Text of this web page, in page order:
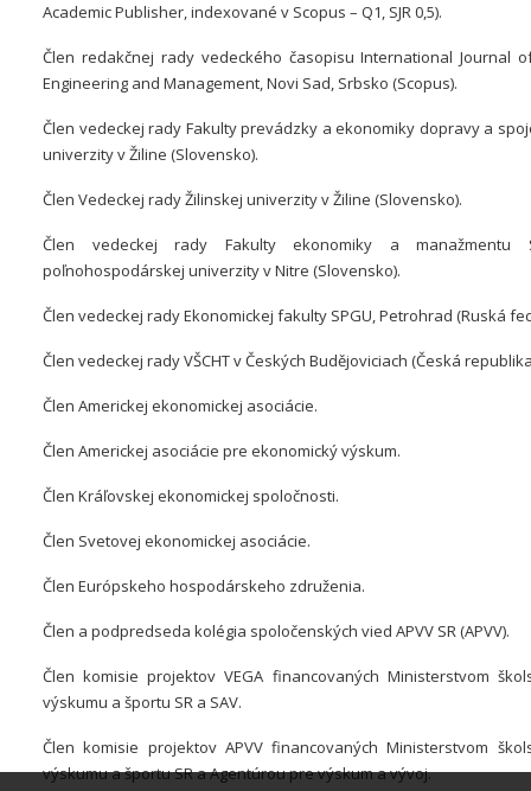
Academic Publisher, indexované v Scopus – Q1, SJR 0,5).
Člen redakčnej rady vedeckého časopisu International Journal
Engineering and Management, Novi Sad, Srbsko (Scopus).
Člen vedeckej rady Fakulty prevádzky a ekonomiky dopravy a
univerzity v Žiline (Slovensko).
Člen Vedeckej rady Žilinskej univerzity v Žiline (Slovensko).
Člen vedeckej rady Fakulty ekonomiky a manažmentu
poľnohospodárskej univerzity v Nitre (Slovensko).
Člen vedeckej rady Ekonomickej fakulty SPGU, Petrohrad (Ruská
Člen vedeckej rady VŠCHT v Českých Budějoviciach (Česká
Člen Americkej ekonomickej asociácie.
Člen Americkej asociácie pre ekonomický výskum.
Člen Kráľovskej ekonomickej spoločnosti.
Člen Svetovej ekonomickej asociácie.
Člen Európskeho hospodárskeho združenia.
Člen a podpredseda kolégia spoločenských vied APVV SR (APVV).
Člen komisie projektov VEGA financovaných Ministerstvom
výskumu a športu SR a SAV.
Člen komisie projektov APVV financovaných Ministerstvom
výskumu a športu SR a Agentúrou pre výskum a vývoj.